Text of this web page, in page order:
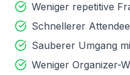
Weniger repetitive
Schnellerer
Sauberer Umgang
Weniger Organizer-